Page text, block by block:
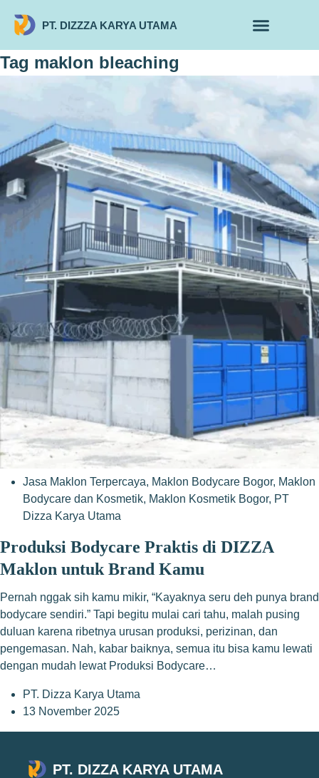
PT. DIZZZA KARYA UTAMA
Tag maklon bleaching
Jasa Maklon Terpercaya, Maklon Bodycare Bogor, Maklon
Bodycare dan Kosmetik, Maklon Kosmetik Bogor, PT
Dizza Karya Utama
Produksi Bodycare Praktis di DIZZA
Maklon untuk Brand Kamu
Pernah nggak sih kamu mikir, “Kayaknya seru deh punya brand
bodycare sendiri.” Tapi begitu mulai cari tahu, malah pusing
duluan karena ribetnya urusan produksi, perizinan, dan
pengemasan. Nah, kabar baiknya, semua itu bisa kamu lewati
dengan mudah lewat Produksi Bodycare…
PT. Dizza Karya Utama
13 November 2025
PT. DIZZA KARYA UTAMA